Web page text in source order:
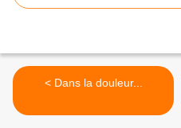
< Dans la douleur...